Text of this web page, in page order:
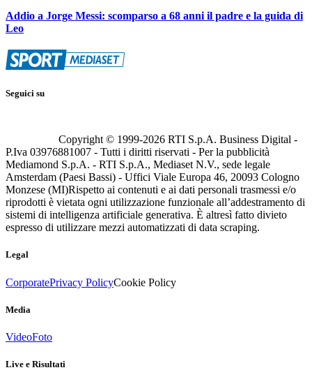
Addio a Jorge Messi: scomparso a 68 anni il padre e la guida di
Leo
Seguici su
Copyright © 1999-2026 RTI S.p.A. Business Digital -
P.Iva 03976881007 - Tutti i diritti riservati - Per la pubblicità
Mediamond S.p.A. - RTI S.p.A., Mediaset N.V., sede legale
Amsterdam (Paesi Bassi) - Uffici Viale Europa 46, 20093 Cologno
Monzese (MI)Rispetto ai contenuti e ai dati personali trasmessi e/o
riprodotti è vietata ogni utilizzazione funzionale all’addestramento di
sistemi di intelligenza artificiale generativa. È altresì fatto divieto
espresso di utilizzare mezzi automatizzati di data scraping.
Legal
CorporatePrivacy PolicyCookie Policy
Media
VideoFoto
Live e Risultati